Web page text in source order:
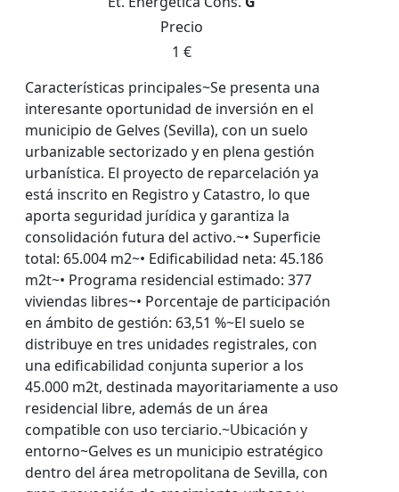
Precio
1 €
Características principales~Se presenta una
interesante oportunidad de inversión en el
municipio de Gelves (Sevilla), con un suelo
urbanizable sectorizado y en plena gestión
urbanística. El proyecto de reparcelación ya
está inscrito en Registro y Catastro, lo que
aporta seguridad jurídica y garantiza la
consolidación futura del activo.~• Superficie
total: 65.004 m2~• Edificabilidad neta: 45.186
m2t~• Programa residencial estimado: 377
viviendas libres~• Porcentaje de participación
en ámbito de gestión: 63,51 %~El suelo se
distribuye en tres unidades registrales, con
una edificabilidad conjunta superior a los
45.000 m2t, destinada mayoritariamente a uso
residencial libre, además de un área
compatible con uso terciario.~Ubicación y
entorno~Gelves es un municipio estratégico
dentro del área metropolitana de Sevilla, con